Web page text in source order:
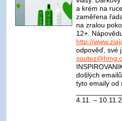
a krém na
zaměřena
na zralou
12+.
http://
odpověď, své
došlých
tyto emaily od
4.11. –